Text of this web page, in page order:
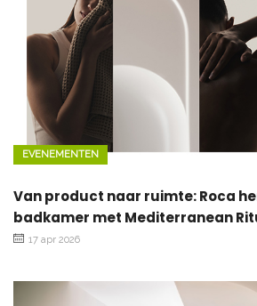
EVENEMENTEN
Van product naar ruimte: Roca
badkamer met Mediterranean
17 apr 2026